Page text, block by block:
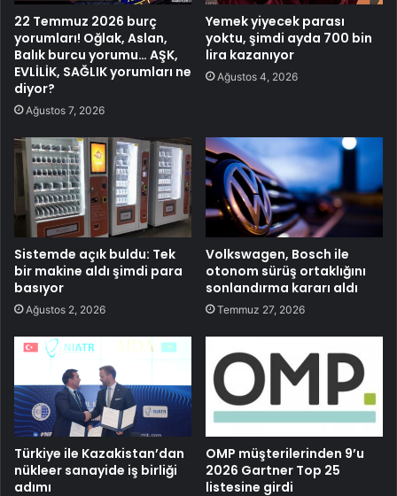
22 Temmuz 2026 burç
yorumları! Oğlak, Aslan,
Balık burcu yorumu… AŞK,
EVLİLİK, SAĞLIK yorumları ne
diyor?
Ağustos 7, 2026
Yemek yiyecek parası
yoktu, şimdi ayda 700 bin
lira kazanıyor
Ağustos 4, 2026
Sistemde açık buldu: Tek
bir makine aldı şimdi para
basıyor
Ağustos 2, 2026
Volkswagen, Bosch ile
otonom sürüş ortaklığını
sonlandırma kararı aldı
Temmuz 27, 2026
Türkiye ile Kazakistan’dan
nükleer sanayide iş birliği
adımı
OMP müşterilerinden 9’u
2026 Gartner Top 25
listesine girdi